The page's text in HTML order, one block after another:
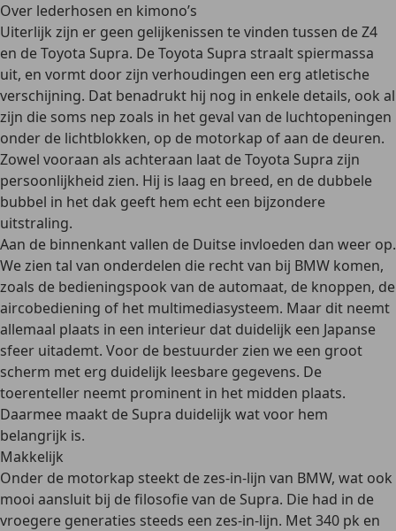
Over lederhosen en kimono’s
Uiterlijk zijn er geen gelijkenissen te vinden tussen de Z4
en de Toyota Supra. De Toyota Supra straalt spiermassa
uit, en vormt door zijn verhoudingen een erg atletische
verschijning. Dat benadrukt hij nog in enkele details, ook al
zijn die soms nep zoals in het geval van de luchtopeningen
onder de lichtblokken, op de motorkap of aan de deuren.
Zowel vooraan als achteraan laat de Toyota Supra zijn
persoonlijkheid zien. Hij is laag en breed, en de dubbele
bubbel in het dak geeft hem echt een bijzondere
uitstraling.
Aan de binnenkant vallen de Duitse invloeden dan weer op.
We zien tal van onderdelen die recht van bij BMW komen,
zoals de bedieningspook van de automaat, de knoppen, de
aircobediening of het multimediasysteem. Maar dit neemt
allemaal plaats in een interieur dat duidelijk een Japanse
sfeer uitademt. Voor de bestuurder zien we een groot
scherm met erg duidelijk leesbare gegevens. De
toerenteller neemt prominent in het midden plaats.
Daarmee maakt de Supra duidelijk wat voor hem
belangrijk is.
Makkelijk
Onder de motorkap steekt de zes-in-lijn van BMW, wat ook
mooi aansluit bij de filosofie van de Supra. Die had in de
vroegere generaties steeds een zes-in-lijn. Met 340 pk en